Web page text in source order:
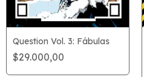
Question Vol. 3: Fábulas
$29.000,00